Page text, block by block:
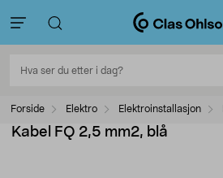
Forside Elektro Elektroinstallasjon
Kabel FQ 2,5 mm2, blå